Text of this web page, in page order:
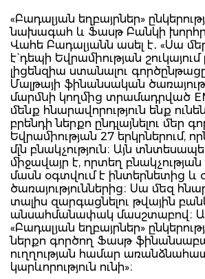
«Բադալյան եղբայրներ»
նախագահ և Ֆասթ Բանկի
Վահե Բադալյանն ասել է․ «Սա
է` դեպի Եվրամիության
լիցենզիա ստանալու
Մալթայի ֆինանսական
մարմնի կողմից տրամադրված
մենք հնարավորություն ենք
բրենդի ներքո ընդլայնելու մեր
Եվրամիության 27 երկրներում,
մլն բնակչություն։ Այն
միջավայր է, որտեղ
մասն օգտվում է ինտերնետից և
ծառայություններից։ Սա մեզ
տալիս զարգացնելու թվային
անսահմանափակ մասշտաբով։
«Բադալյան եղբայրներ»
ներքո գործող Ֆասթ
ուղղության համար
կարևորություն ունի»։